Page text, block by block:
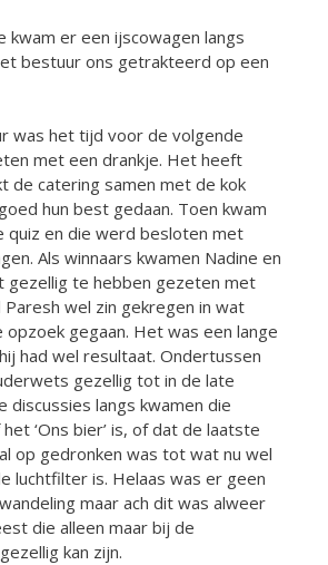
kwam er een ijscowagen langs
bestuur ons getrakteerd op een
was het tijd voor de volgende
met een drankje. Het heeft
de catering samen met de kok
hun best gedaan. Toen kwam
quiz en die werd besloten met
Als winnaars kwamen Nadine en
gezellig te hebben gezeten met
wel zin gekregen in wat
opzoek gegaan. Het was een lange
had wel resultaat. Ondertussen
gezellig tot in de late
discussies langs kwamen die
‘Ons bier’ is, of dat de laatste
op gedronken was tot wat nu wel
luchtfilter is. Helaas was er geen
maar ach dit was alweer
die alleen maar bij de
kan zijn.